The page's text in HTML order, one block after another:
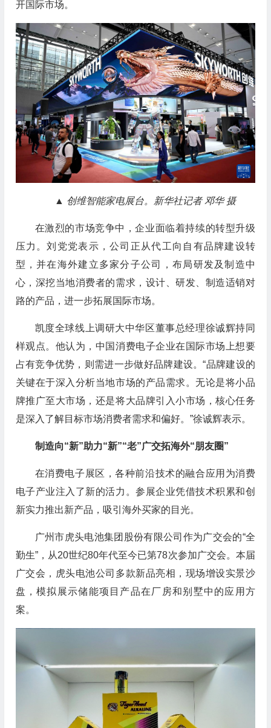
开国际市场。
▲ 创维智能家电展台。新华社记者 邓华 摄
在激烈的市场竞争中，企业面临着持续的转型升级
压力。刘党党表示，公司正从代工向自有品牌建设转
型，并在海外建立多家分子公司，布局研发及制造中
心，深挖当地消费者的需求，设计、研发、制造适销对
路的产品，进一步拓展国际市场。
凯度全球线上调研大中华区董事总经理徐诚辉持同
样观点。他认为，中国消费电子企业在国际市场上想要
占有竞争优势，则需进一步做好品牌建设。“品牌建设的
关键在于深入分析当地市场的产品需求。无论是将小品
牌推广至大市场，还是将大品牌引入小市场，核心任务
是深入了解目标市场消费者需求和偏好。”徐诚辉表示。
制造向“新”助力“新”“老”广交拓海外“朋友圈”
在消费电子展区，各种前沿技术的融合应用为消费
电子产业注入了新的活力。参展企业凭借技术积累和创
新实力推出新产品，吸引海外买家的目光。
广州市虎头电池集团股份有限公司作为广交会的“全
勤生”，从20世纪80年代至今已第78次参加广交会。本届
广交会，虎头电池公司多款新品亮相，现场增设实景沙
盘，模拟展示储能项目产品在厂房和别墅中的应用方
案。